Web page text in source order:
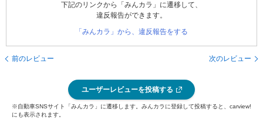
下記のリンクから「みんカラ」に遷移して、
違反報告ができます。
「みんカラ」から、違反報告をする
前のレビュー 次のレビュー
ユーザーレビューを投稿する
※自動車SNSサイト「みんカラ」に遷移します。みんカラに登録して投稿すると、carview!
にも表示されます。